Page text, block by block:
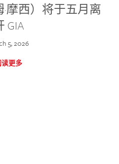
·摩西）将于五月离
GIA
5, 2026
读更多